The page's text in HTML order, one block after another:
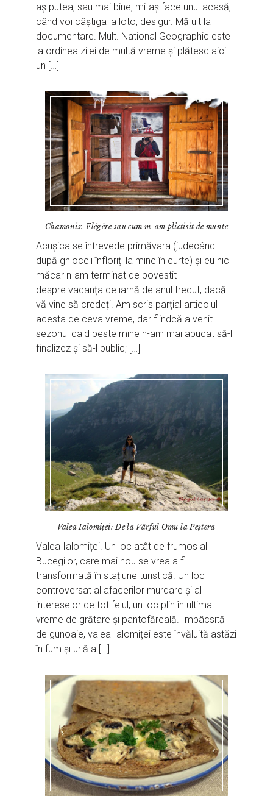
aș putea, sau mai bine, mi-aș face unul acasă,
când voi câștiga la loto, desigur. Mă uit la
documentare. Mult. National Geographic este
la ordinea zilei de multă vreme și plătesc aici
un […]
Chamonix-Flégère sau cum m-am plictisit de munte
Acușica se întrevede primăvara (judecând
după ghioceii înfloriți la mine în curte) și eu nici
măcar n-am terminat de povestit
despre vacanța de iarnă de anul trecut, dacă
vă vine să credeți. Am scris parțial articolul
acesta de ceva vreme, dar fiindcă a venit
sezonul cald peste mine n-am mai apucat să-l
finalizez și să-l public; […]
Valea Ialomiței: De la Vârful Omu la Peștera
Valea Ialomiței. Un loc atât de frumos al
Bucegilor, care mai nou se vrea a fi
transformată în stațiune turistică. Un loc
controversat al afacerilor murdare și al
intereselor de tot felul, un loc plin în ultima
vreme de grătare și pantofăreală. Imbâcsită
de gunoaie, valea Ialomiței este învăluită astăzi
în fum și urlă a […]